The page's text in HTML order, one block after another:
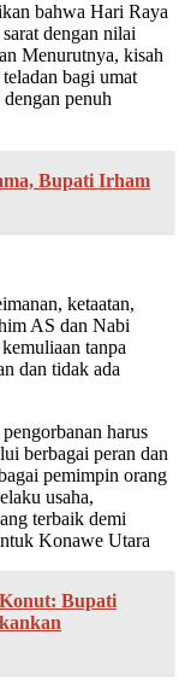
bahwa Hari Raya
dengan nilai
Menurutnya, kisah
bagi umat
penuh
Bupati Irham
ketaatan,
AS dan Nabi
tanpa
dan tidak ada
harus
berbagai peran dan
pemimpin orang
usaha,
terbaik demi
Konawe Utara
Bupati